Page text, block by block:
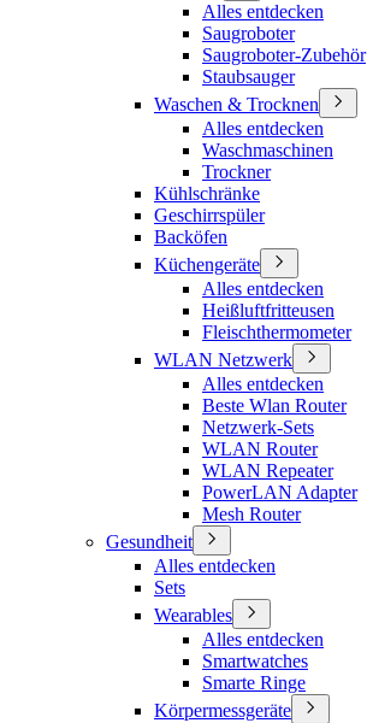
Alles entdecken
Saugroboter
Saugroboter-Zubehör
Staubsauger
Waschen & Trocknen
Alles entdecken
Waschmaschinen
Trockner
Kühlschränke
Geschirrspüler
Backöfen
Küchengeräte
Alles entdecken
Heißluftfritteusen
Fleischthermometer
WLAN Netzwerk
Alles entdecken
Beste Wlan Router
Netzwerk-Sets
WLAN Router
WLAN Repeater
PowerLAN Adapter
Mesh Router
Gesundheit
Alles entdecken
Sets
Wearables
Alles entdecken
Smartwatches
Smarte Ringe
Körpermessgeräte